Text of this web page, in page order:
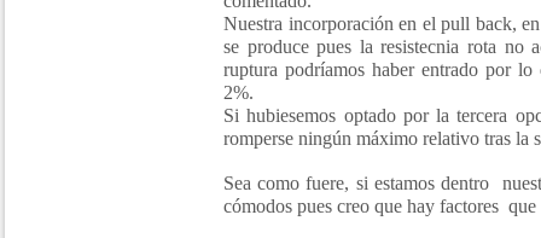
Nuestra incorporación en el pull back,
se produce pues la resistecnia rota no
ruptura podríamos haber entrado por
2%.
Si hubiesemos optado por la tercera
romperse ningún máximo relativo tras la
Sea como fuere, si estamos dentro
cómodos pues creo que hay factores